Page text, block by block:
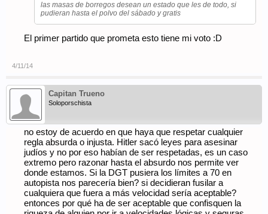
las masas de borregos desean un estado que les de todo, si
pudieran hasta el polvo del sábado y gratis
El primer partido que prometa esto tiene mi voto :D
4/11/14
Capitan Trueno
Soloporschista
no estoy de acuerdo en que haya que respetar cualquier
regla absurda o injusta. Hitler sacó leyes para asesinar
judíos y no por eso habían de ser respetadas, es un caso
extremo pero razonar hasta el absurdo nos permite ver
donde estamos. Si la DGT pusiera los límites a 70 en
autopista nos parecería bien? si decidieran fusilar a
cualquiera que fuera a más velocidad sería aceptable?
entonces por qué ha de ser aceptable que confisquen la